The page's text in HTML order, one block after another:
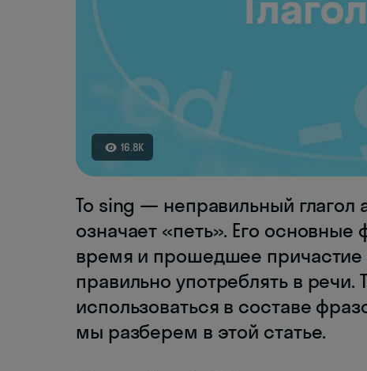
16.8K
To sing — неправильный глагол
означает «петь». Его
время и прошедшее
правильно употреблять в
использоваться в составе
мы разберем в этой статье.